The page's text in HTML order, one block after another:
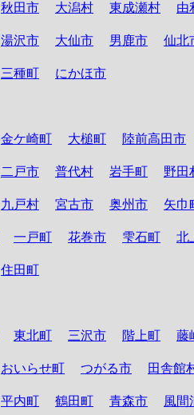
秋田市 大潟村 東成瀬村 由
湯沢市 大仙市 男鹿市 仙北
三種町 にかほ市
金ケ崎町 大槌町 陸前高田市
二戸市 普代村 岩手町 野田
九戸村 宮古市 奥州市 矢巾
一戸町 花巻市 雫石町 北
住田町
東北町 三沢市 階上町 藤
おいらせ町 つがる市 田舎館
平内町 鶴田町 青森市 風間